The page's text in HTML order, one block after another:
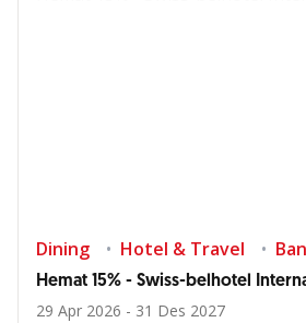
Dining Hotel & Travel
Hemat 15% - Swiss-belhotel
29 Apr 2026 - 31 Des 2027